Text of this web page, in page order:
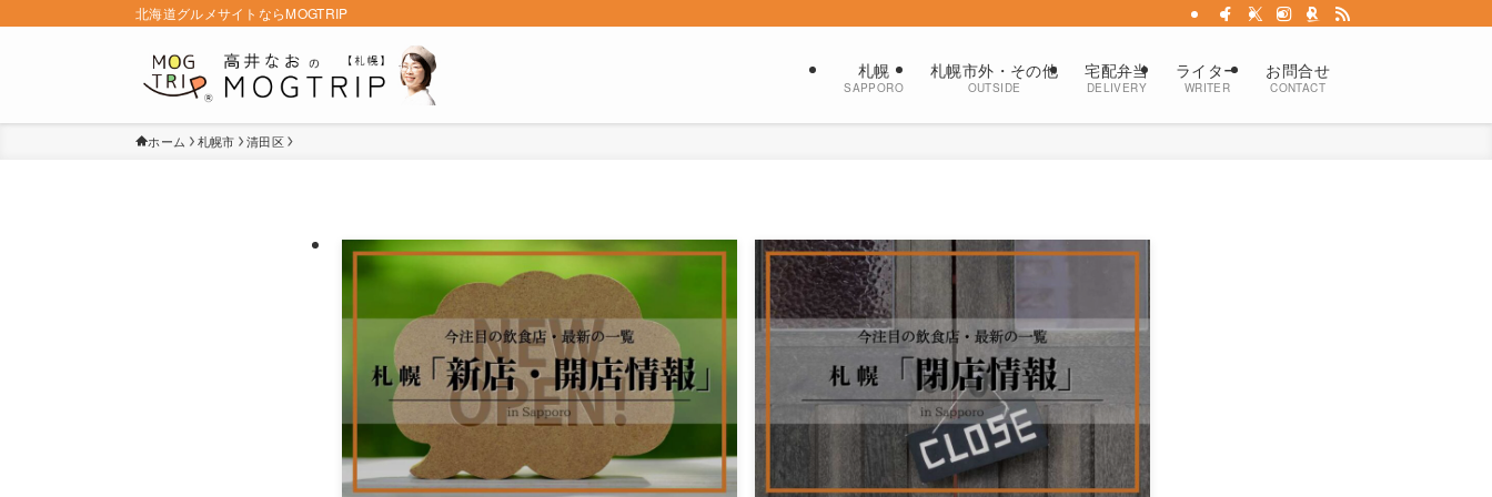
北海道グルメサイトならMOGTRIP
札幌
SAPPORO
札幌市外・その他
OUTSIDE
宅配弁当
DELIVERY
ライター
WRITER
お問合せ
CONTACT
ホーム 札幌市 清田区